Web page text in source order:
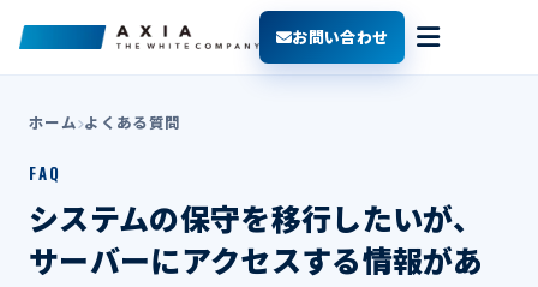
お問い合わせ
ホーム よくある質問
FAQ
システムの保守を移行したいが、
サーバーにアクセスする情報があ